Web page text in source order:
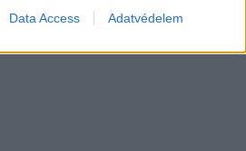
Data Access Adatvédelem